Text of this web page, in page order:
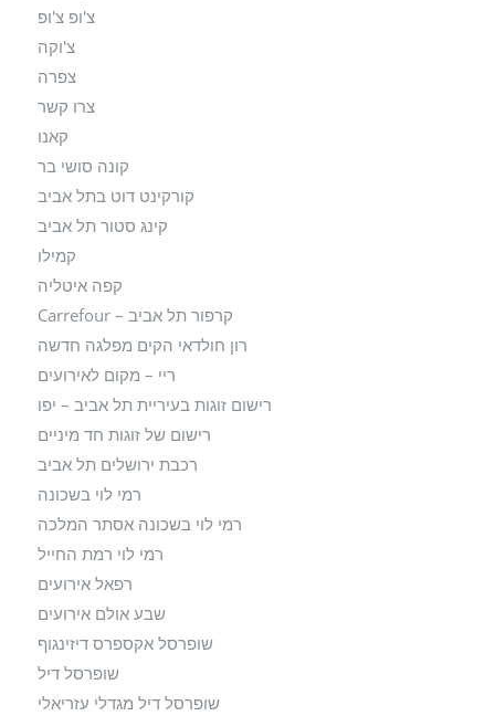
צ'ופ צ'ופ
צ'וקה
צפרה
צרו קשר
קאנו
קונה סושי בר
קורקינט דוט בתל אביב
קינג סטור תל אביב
קמילו
קפה איטליה
קרפור תל אביב – Carrefour
רון חולדאי הקים מפלגה חדשה
ריי – מקום לאירועים
רישום זוגות בעיריית תל אביב – יפו
רישום של זוגות חד מיניים
רכבת ירושלים תל אביב
רמי לוי בשכונה
רמי לוי בשכונה אסתר המלכה
רמי לוי רמת החייל
רפאל אירועים
שבע אולם אירועים
שופרסל אקספרס דיזינגוף
שופרסל דיל
שופרסל דיל מגדלי עזריאלי